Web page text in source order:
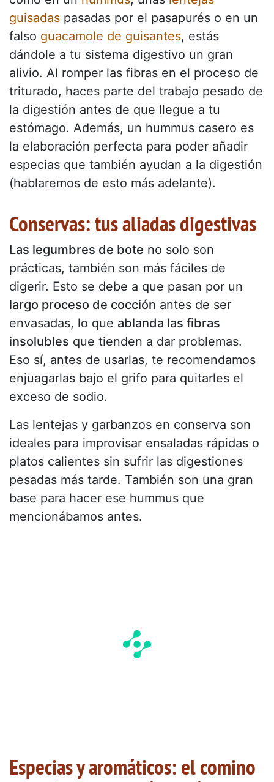
guisadas pasadas por el pasapurés o en un
falso guacamole de guisantes, estás
dándole a tu sistema digestivo un gran
alivio. Al romper las fibras en el proceso de
triturado, haces parte del trabajo pesado de
la digestión antes de que llegue a tu
estómago. Además, un hummus casero es
la elaboración perfecta para poder añadir
especias que también ayudan a la digestión
(hablaremos de esto más adelante).
Conservas: tus aliadas digestivas
Las legumbres de bote no solo son
prácticas, también son más fáciles de
digerir. Esto se debe a que pasan por un
largo proceso de cocción antes de ser
envasadas, lo que ablanda las fibras
insolubles que tienden a dar problemas.
Eso sí, antes de usarlas, te recomendamos
enjuagarlas bajo el grifo para quitarles el
exceso de sodio.
Las lentejas y garbanzos en conserva son
ideales para improvisar ensaladas rápidas o
platos calientes sin sufrir las digestiones
pesadas más tarde. También son una gran
base para hacer ese hummus que
mencionábamos antes.
Especias y aromáticos: el comino